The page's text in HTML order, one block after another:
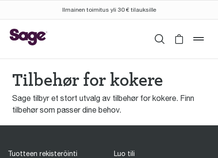
Ilmainen toimitus yli 30 € tilauksille
HakuCart is
Tilbehør for kokere
Sage tilbyr et stort utvalg av tilbehør for kokere. Finn
tilbehør som passer dine behov.
Tuotteen rekisteröinti Luo tili